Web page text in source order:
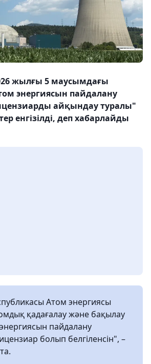
жылғы 5 маусымдағы
энергиясын пайдалану
айқындау туралы"
енгізілді, деп хабарлайды
Атом энергиясы
қадағалау және бақылау
пайдалану
болып белгіленсін", –